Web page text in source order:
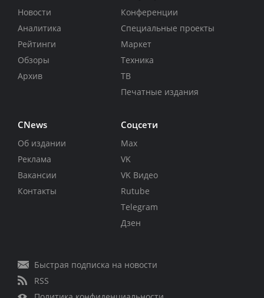
Новости
Аналитика
Рейтинги
Обзоры
Архив
Конференции
Специальные проекты
Маркет
Техника
ТВ
Печатные издания
CNews
Об издании
Реклама
Вакансии
Контакты
Соцсети
Max
VK
VK Видео
Rutube
Telegram
Дзен
Быстрая подписка на новости
RSS